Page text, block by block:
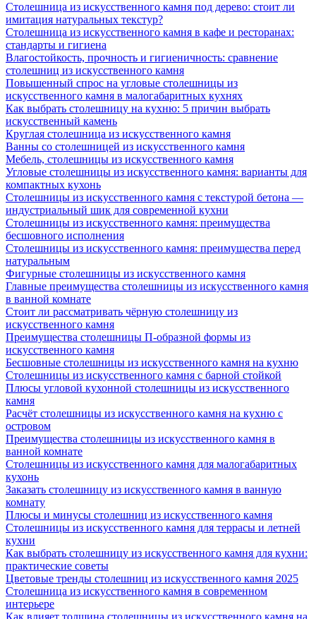
Столешница из искусственного камня под дерево: стоит ли
имитация натуральных текстур?
Столешница из искусственного камня в кафе и ресторанах:
стандарты и гигиена
Влагостойкость, прочность и гигиеничность: сравнение
столешниц из искусственного камня
Повышенный спрос на угловые столешницы из
искусственного камня в малогабаритных кухнях
Как выбрать столешницу на кухню: 5 причин выбрать
искусственный камень
Круглая столешница из искусственного камня
Ванны со столешницей из искусственного камня
Мебель, столешницы из искусственного камня
Угловые столешницы из искусственного камня: варианты для
компактных кухонь
Столешницы из искусственного камня с текстурой бетона —
индустриальный шик для современной кухни
Столешницы из искусственного камня: преимущества
бесшовного исполнения
Столешницы из искусственного камня: преимущества перед
натуральным
Фигурные столешницы из искусственного камня
Главные преимущества столешницы из искусственного камня
в ванной комнате
Стоит ли рассматривать чёрную столешницу из
искусственного камня
Преимущества столешницы П-образной формы из
искусственного камня
Бесшовные столешницы из искусственного камня на кухню
Столешницы из искусственного камня с барной стойкой
Плюсы угловой кухонной столешницы из искусственного
камня
Расчёт столешницы из искусственного камня на кухню с
островом
Преимущества столешницы из искусственного камня в
ванной комнате
Столешницы из искусственного камня для малогабаритных
кухонь
Заказать столешницу из искусственного камня в ванную
комнату
Плюсы и минусы столешниц из искусственного камня
Столешницы из искусственного камня для террасы и летней
кухни
Как выбрать столешницу из искусственного камня для кухни:
практические советы
Цветовые тренды столешниц из искусственного камня 2025
Столешница из искусственного камня в современном
интерьере